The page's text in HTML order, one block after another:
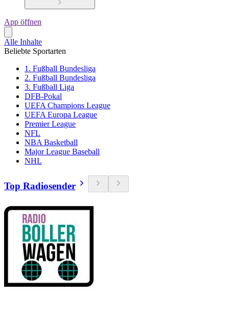
App öffnen
Alle Inhalte
Beliebte Sportarten
1. Fußball Bundesliga
2. Fußball Bundesliga
3. Fußball Liga
DFB-Pokal
UEFA Champions League
UEFA Europa League
Premier League
NFL
NBA Basketball
Major League Baseball
NHL
Top Radiosender